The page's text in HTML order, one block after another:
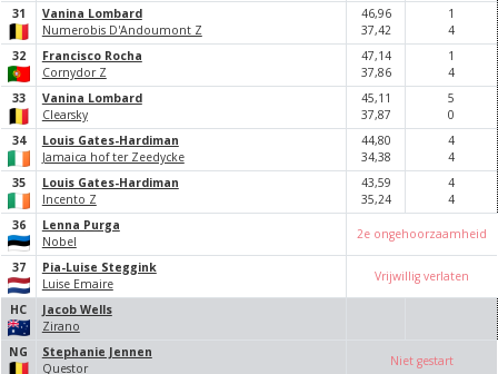
31
Vanina Lombard
Numerobis D'Andoumont Z
46,96
37,42
1
4
32
Francisco Rocha
Cornydor Z
47,14
37,86
1
4
33
Vanina Lombard
Clearsky
45,11
37,87
5
0
34
Louis Gates-Hardiman
Jamaica hof ter Zeedycke
44,80
34,38
4
4
35
Louis Gates-Hardiman
Incento Z
43,59
35,24
4
4
36
Lenna Purga
Nobel
2e ongehoorzaamheid
37
Pia-Luise Steggink
Luise Emaire
Vrijwillig verlaten
HC
Jacob Wells
Zirano
NG
Stephanie Jennen
Questor
Niet gestart